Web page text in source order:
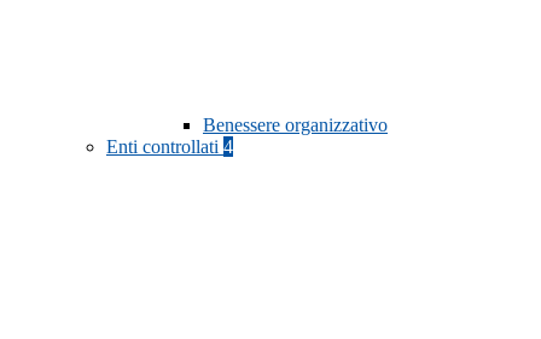
Benessere organizzativo
Enti controllati 4